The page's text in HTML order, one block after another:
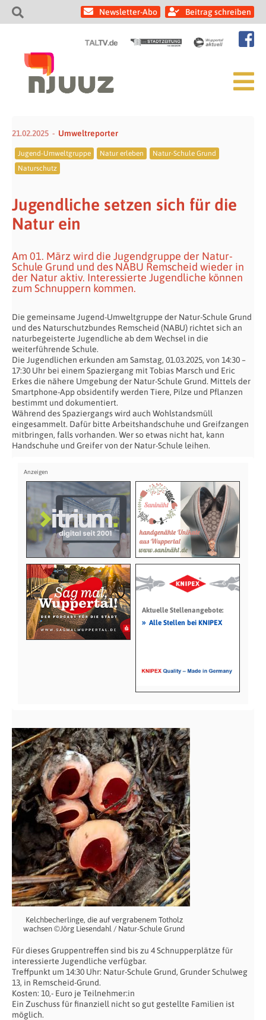
Newsletter-Abo Beitrag schreiben
21.02.2025 Umweltreporter
Jugend-Umweltgruppe Natur erleben
Natur-Schule Grund
Naturschutz
Jugendliche setzen sich für die
Natur ein
Am 01. März wird die Jugendgruppe der Natur-
Schule Grund und des NABU Remscheid wieder in
der Natur aktiv. Interessierte Jugendliche können
zum Schnuppern kommen.
Die gemeinsame Jugend-Umweltgruppe der Natur-Schule Grund
und des Naturschutzbundes Remscheid (NABU) richtet sich an
naturbegeisterte Jugendliche ab dem Wechsel in die
weiterführende Schule.
Die Jugendlichen erkunden am Samstag, 01.03.2025, von 14:30 –
17:30 Uhr bei einem Spaziergang mit Tobias Marsch und Eric
Erkes die nähere Umgebung der Natur-Schule Grund. Mittels der
Smartphone-App obsidentify werden Tiere, Pilze und Pflanzen
bestimmt und dokumentiert.
Während des Spaziergangs wird auch Wohlstandsmüll
eingesammelt. Dafür bitte Arbeitshandschuhe und Greifzangen
mitbringen, falls vorhanden. Wer so etwas nicht hat, kann
Handschuhe und Greifer von der Natur-Schule leihen.
Aktuelle Stellenangebote:
» Alle Stellen bei KNIPEX
Kelchbecherlinge, die auf vergrabenem Totholz
wachsen ©Jörg Liesendahl / Natur-Schule Grund
Für dieses Gruppentreffen sind bis zu 4 Schnupperplätze für
interessierte Jugendliche verfügbar.
Treffpunkt um 14:30 Uhr: Natur-Schule Grund, Grunder Schulweg
13, in Remscheid-Grund.
Kosten: 10,- Euro je Teilnehmer:in
Ein Zuschuss für finanziell nicht so gut gestellte Familien ist
möglich.